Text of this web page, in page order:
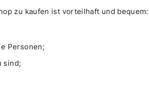
zu kaufen ist vorteilhaft und bequem:
Personen;
sind;